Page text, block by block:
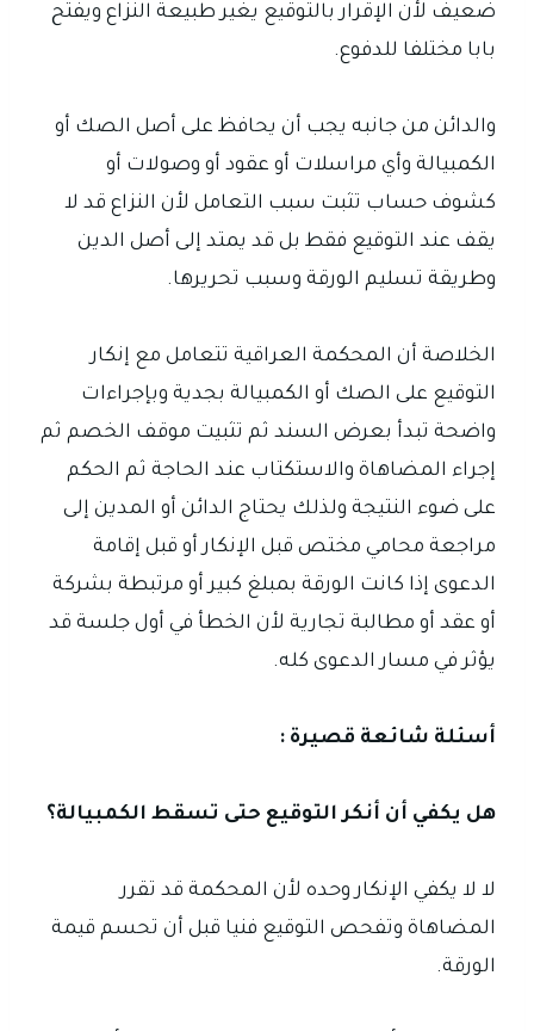
ضعيف لأن الإقرار بالتوقيع يغير طبيعة النزاع ويفتح
بابا مختلفا للدفوع.
والدائن من جانبه يجب أن يحافظ على أصل الصك أو
الكمبيالة وأي مراسلات أو عقود أو وصولات أو
كشوف حساب تثبت سبب التعامل لأن النزاع قد لا
يقف عند التوقيع فقط بل قد يمتد إلى أصل الدين
وطريقة تسليم الورقة وسبب تحريرها.
الخلاصة أن المحكمة العراقية تتعامل مع إنكار
التوقيع على الصك أو الكمبيالة بجدية وبإجراءات
واضحة تبدأ بعرض السند ثم تثبيت موقف الخصم ثم
إجراء المضاهاة والاستكتاب عند الحاجة ثم الحكم
على ضوء النتيجة ولذلك يحتاج الدائن أو المدين إلى
مراجعة محامي مختص قبل الإنكار أو قبل إقامة
الدعوى إذا كانت الورقة بمبلغ كبير أو مرتبطة بشركة
أو عقد أو مطالبة تجارية لأن الخطأ في أول جلسة قد
يؤثر في مسار الدعوى كله.
أسئلة شائعة قصيرة :
هل يكفي أن أنكر التوقيع حتى تسقط الكمبيالة؟
لا لا يكفي الإنكار وحده لأن المحكمة قد تقرر
المضاهاة وتفحص التوقيع فنيا قبل أن تحسم قيمة
الورقة.